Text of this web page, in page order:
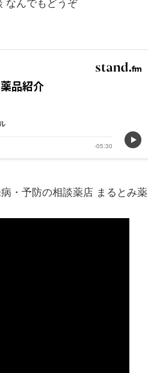
なんでもどうぞ
・予防の相談薬店 まるとみ薬